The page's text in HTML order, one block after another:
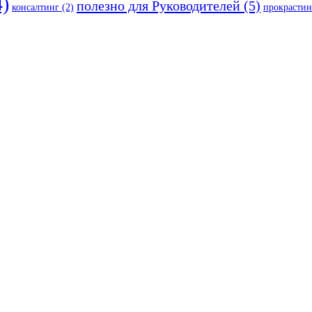
консалтинг (2) полезно для Руководителей (5)